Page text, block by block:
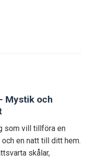
Mystik och
som vill tillföra en
en natt till ditt hem.
skålar,